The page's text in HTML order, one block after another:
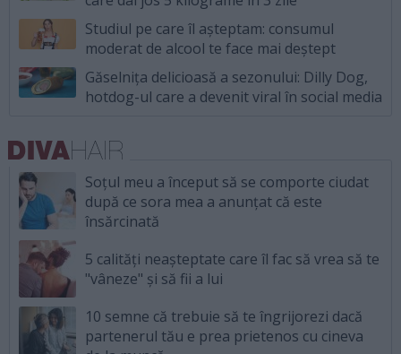
Studiul pe care îl așteptam: consumul
moderat de alcool te face mai deștept
Găselnița delicioasă a sezonului: Dilly Dog,
hotdog-ul care a devenit viral în social media
Soțul meu a început să se comporte ciudat
după ce sora mea a anunțat că este
însărcinată
5 calități neașteptate care îl fac să vrea să te
"vâneze" și să fii a lui
10 semne că trebuie să te îngrijorezi dacă
partenerul tău e prea prietenos cu cineva